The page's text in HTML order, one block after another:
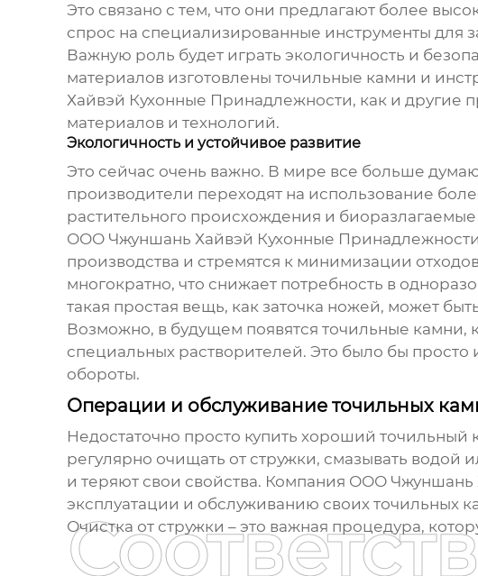
Это связано с тем, что они предлагают более
спрос на специализированные инструменты для
Важную роль будет играть экологичность и
материалов изготовлены точильные камни и
Хайвэй Кухонные Принадлежности, как и другие
материалов и технологий.
Экологичность и устойчивое развитие
Это сейчас очень важно. В мире все больше
производители переходят на использование
растительного происхождения и биоразлагаемые
ООО Чжуншань Хайвэй Кухонные Принадлежности
производства и стремятся к минимизации
многократно, что снижает потребность в
такая простая вещь, как заточка ножей, может
Возможно, в будущем появятся точильные камни,
специальных растворителей. Это было бы просто
обороты.
Операции и обслуживание точильных
Недостаточно просто купить хороший
регулярно очищать от стружки, смазывать водой
и теряют свои свойства. Компания ООО
эксплуатации и обслуживанию своих точильных
Очистка от стружки – это важная процедура,